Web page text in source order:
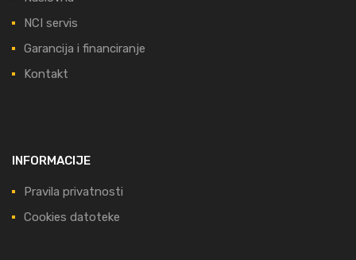
NCI servis
Garancija i financiranje
Kontakt
INFORMACIJE
Pravila privatnosti
Cookies datoteke